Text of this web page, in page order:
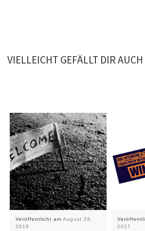
VIELLEICHT GEFÄLLT DIR AUCH
Veröffentlicht am August 29,
2016
2017